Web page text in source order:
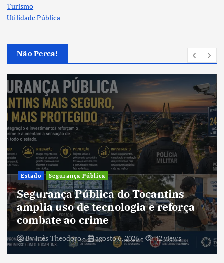
Turismo
Utilidade Pública
Não Perca!
Cultura
Cultura do Tocantins preserva
tradições e fortalece identidade de
um estado em constante
transformação
ByInês Theodoro agosto 5, 2026 40 views